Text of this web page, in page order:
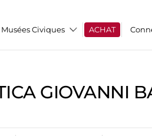
Musées Civiques ACHAT
GIOVANNI